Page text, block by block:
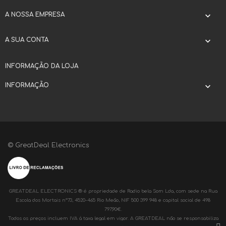
A NOSSA EMPRESA 
A SUA CONTA 
INFORMAÇÃO DA LOJA
INFORMAÇÃO 
© GreatDeal Electronics
GREATDEAL ELECTRONICS ® é propriedade de Radio bela Som Lda, com sede na Rua
Escola dos Mortais nº73, 4520-465 Rio Meão, NIF 500 399 948 e capital social de 498
797,90€.
Todos os preços incluem IVA à taxa legal em vigor. A GREATDEAL não se responsabiliza